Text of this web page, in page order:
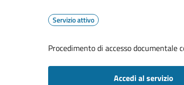
Servizio attivo
Procedimento di accesso documentale
Accedi al servizio